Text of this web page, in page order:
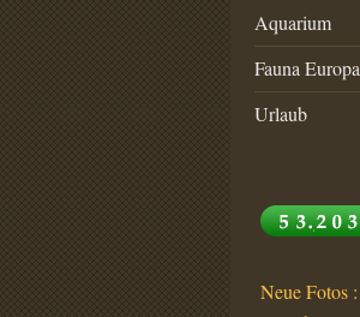
Aquarium
Fauna Europa
Urlaub
Neue Fotos :